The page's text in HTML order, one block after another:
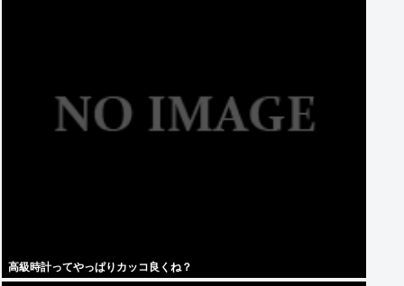
高級時計ってやっぱりカッコ良くね？